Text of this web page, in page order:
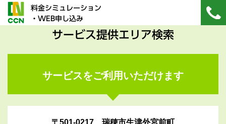
料金シミュレーション
・WEB申し込み
サービス提供エリア検索
サービスをご利用いただけます
〒501-0217 瑞穂市生津外宮前町